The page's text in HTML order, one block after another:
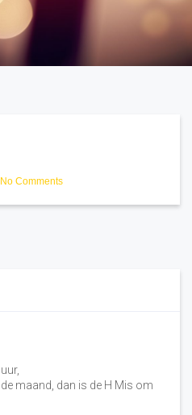
No Comments
maand, dan is de H Mis om